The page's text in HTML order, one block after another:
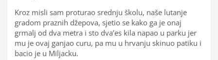
Kroz misli sam proturao srednju školu, naše lutanje
gradom praznih džepova, sjetio se kako ga je onaj
grmalj od dva metra i sto dva’es kila napao u parku jer
mu je ovaj ganjao curu, pa mu u hrvanju skinuo patiku i
bacio je u Miljacku.